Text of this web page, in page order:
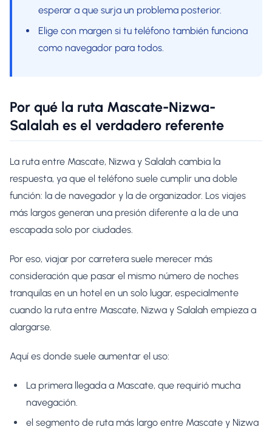
esperar a que surja un problema posterior.
Elige con margen si tu teléfono también funciona
como navegador para todos.
Por qué la ruta Mascate-Nizwa-
Salalah es el verdadero referente
La ruta entre Mascate, Nizwa y Salalah cambia la
respuesta, ya que el teléfono suele cumplir una doble
función: la de navegador y la de organizador. Los viajes
más largos generan una presión diferente a la de una
escapada solo por ciudades.
Por eso, viajar por carretera suele merecer más
consideración que pasar el mismo número de noches
tranquilas en un hotel en un solo lugar, especialmente
cuando la ruta entre Mascate, Nizwa y Salalah empieza a
alargarse.
Aquí es donde suele aumentar el uso:
La primera llegada a Mascate, que requirió mucha
navegación.
el segmento de ruta más largo entre Mascate y Nizwa